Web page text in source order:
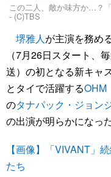
この二人、敵か味方か…？
- (C)TBS
堺雅人が主演を務め
（7月26日スタート、
送）の初となる新キャ
とタイで活躍するOHM
のタナパック・ジョン
の出演が明らかになった
【画像】「VIVANT」
たち